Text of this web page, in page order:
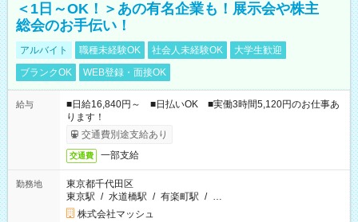
＜1日～OK！＞あの有名企業も！展示会や株主
総会のお手伝い！
アルバイト 職種未経験OK 社会人未経験OK
大学生歓迎
ブランクOK
WEB登録・面接OK
給与
■日給16,840円～ ■日払いOK ■実働3時間5,120円のお仕事あ
ります！
交通費別途支給あり
交通費 一部支給
勤務地
東京都千代田区
東京駅 / 水道橋駅 / 有楽町駅 / …
株式会社マッシュ